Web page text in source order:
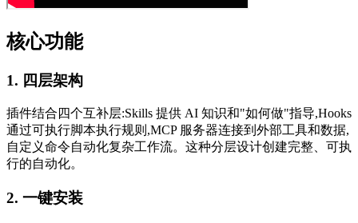
核心功能
1. 四层架构
插件结合四个互补层:Skills 提供 AI 知识和"如何做"指导,Hooks
通过可执行脚本执行规则,MCP 服务器连接到外部工具和数据,
自定义命令自动化复杂工作流。这种分层设计创建完整、可执
行的自动化。
2. 一键安装